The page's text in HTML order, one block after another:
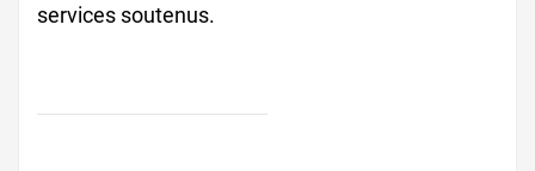
services soutenus.